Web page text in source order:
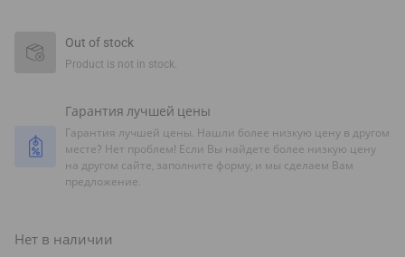
Out of stock
Product is not in stock.
Гарантия лучшей цены
Гарантия лучшей цены. Нашли более низкую цену в другом
месте? Нет проблем! Если Вы найдете более низкую цену
на другом сайте, заполните форму, и мы сделаем Вам
предложение.
Нет в наличии